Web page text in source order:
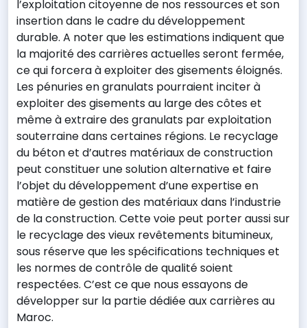
l’exploitation citoyenne de nos ressources et son
insertion dans le cadre du développement
durable. A noter que les estimations indiquent que
la majorité des carrières actuelles seront fermée,
ce qui forcera à exploiter des gisements éloignés.
Les pénuries en granulats pourraient inciter à
exploiter des gisements au large des côtes et
même à extraire des granulats par exploitation
souterraine dans certaines régions. Le recyclage
du béton et d’autres matériaux de construction
peut constituer une solution alternative et faire
l’objet du développement d’une expertise en
matière de gestion des matériaux dans l’industrie
de la construction. Cette voie peut porter aussi sur
le recyclage des vieux revêtements bitumineux,
sous réserve que les spécifications techniques et
les normes de contrôle de qualité soient
respectées. C’est ce que nous essayons de
développer sur la partie dédiée aux carrières au
Maroc.